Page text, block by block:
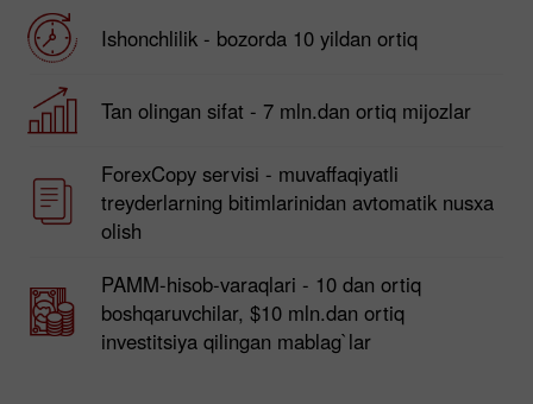
Ishonchlilik - bozorda 10 yildan ortiq
Tan olingan sifat - 7 mln.dan ortiq mijozlar
ForexCopy servisi - muvaffaqiyatli
treyderlarning bitimlarinidan avtomatik nusxa
olish
PAMM-hisob-varaqlari - 10 dan ortiq
boshqaruvchilar, $10 mln.dan ortiq
investitsiya qilingan mablag`lar